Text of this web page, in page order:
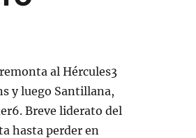
al Hércules3
y luego Santillana,
Breve liderato del
hasta perder en